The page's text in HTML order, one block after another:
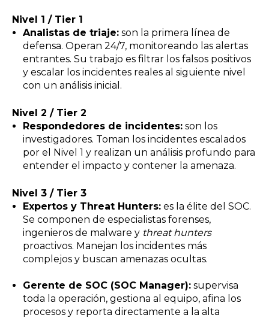
Nivel 1 / Tier 1
Analistas de triaje:son la primera línea de
defensa. Operan 24/7, monitoreando las alertas
entrantes. Su trabajo es filtrar los falsos positivos
y escalar los incidentes reales al siguiente nivel
con un análisis inicial.
Nivel 2 / Tier 2
Respondedores de incidentes:son los
investigadores. Toman los incidentes escalados
por el Nivel 1 y realizan un análisis profundo para
entender el impacto y contener la amenaza.
Nivel 3 / Tier 3
Expertos y Threat Hunters:es la élite del SOC.
Se componen de especialistas forenses,
ingenieros de malware y threat hunters
proactivos. Manejan los incidentes más
complejos y buscan amenazas ocultas.
Gerente de SOC (SOC Manager):supervisa
toda la operación, gestiona al equipo, afina los
procesos y reporta directamente a la alta